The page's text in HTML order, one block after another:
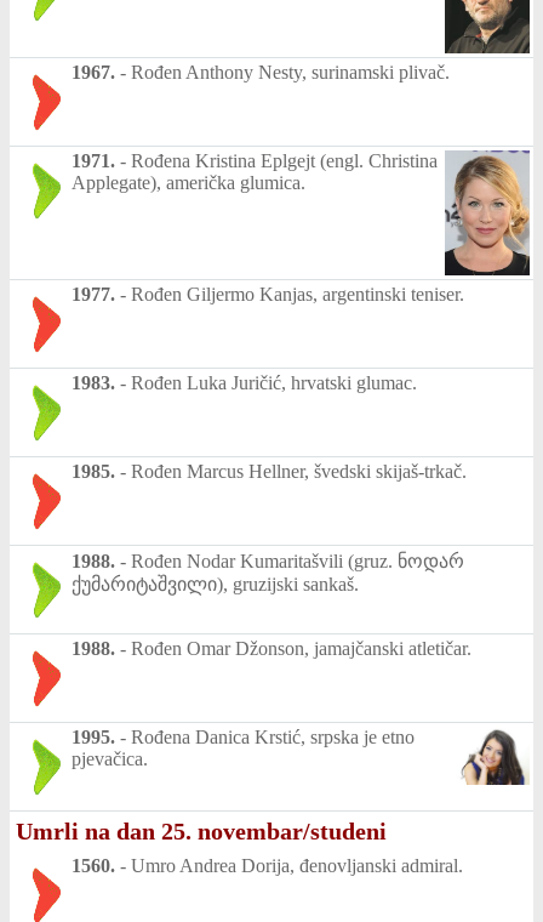
1967. - Rođen Anthony Nesty, surinamski plivač.
1971. - Rođena Kristina Eplgejt (engl. Christina
Applegate), američka glumica.
1977. - Rođen Giljermo Kanjas, argentinski teniser.
1983. - Rođen Luka Juričić, hrvatski glumac.
1985. - Rođen Marcus Hellner, švedski skijaš-trkač.
1988. - Rođen Nodar Kumaritašvili (gruz. ნოდარ
ქუმარიტაშვილი), gruzijski sankaš.
1988. - Rođen Omar Džonson, jamajčanski atletičar.
1995. - Rođena Danica Krstić, srpska je etno
pjevačica.
Umrli na dan 25. novembar/studeni
1560. - Umro Andrea Dorija, đenovljanski admiral.